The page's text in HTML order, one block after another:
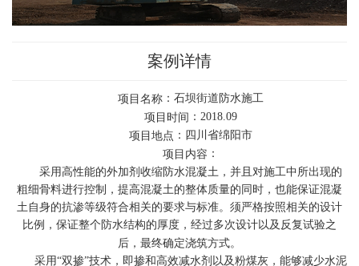
案例详情
项目名称 ：石坝街道防水施工
项目时间 ：2018.09
项目地点 ：四川省绵阳市
项目内容 ：
采用高性能的外加剂收缩防水混凝土，并且对施工中所出现的
粗细骨料进行控制，提高混凝土的整体质量的同时，也能保证混凝
土自身的抗渗等级符合相关的要求与标准。须严格按照相关的设计
比例，保证整个防水结构的厚度，经过多次设计以及反复试验之
后，最终确定浇筑方式。
采用“双掺”技术，即掺和高效减水剂以及粉煤灰，能够减少水泥